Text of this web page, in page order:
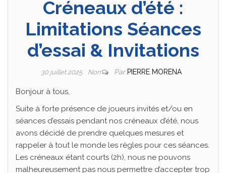
Créneaux d’été :
Limitations Séances
d’essai & Invitations
30 juillet 2025 Non Par PIERRE MORENA
Bonjour à tous,
Suite à forte présence de joueurs invités et/ou en
séances d’essais pendant nos créneaux d’été, nous
avons décidé de prendre quelques mesures et
rappeler à tout le monde les règles pour ces séances.
Les créneaux étant courts (2h), nous ne pouvons
malheureusement pas nous permettre d’accepter trop